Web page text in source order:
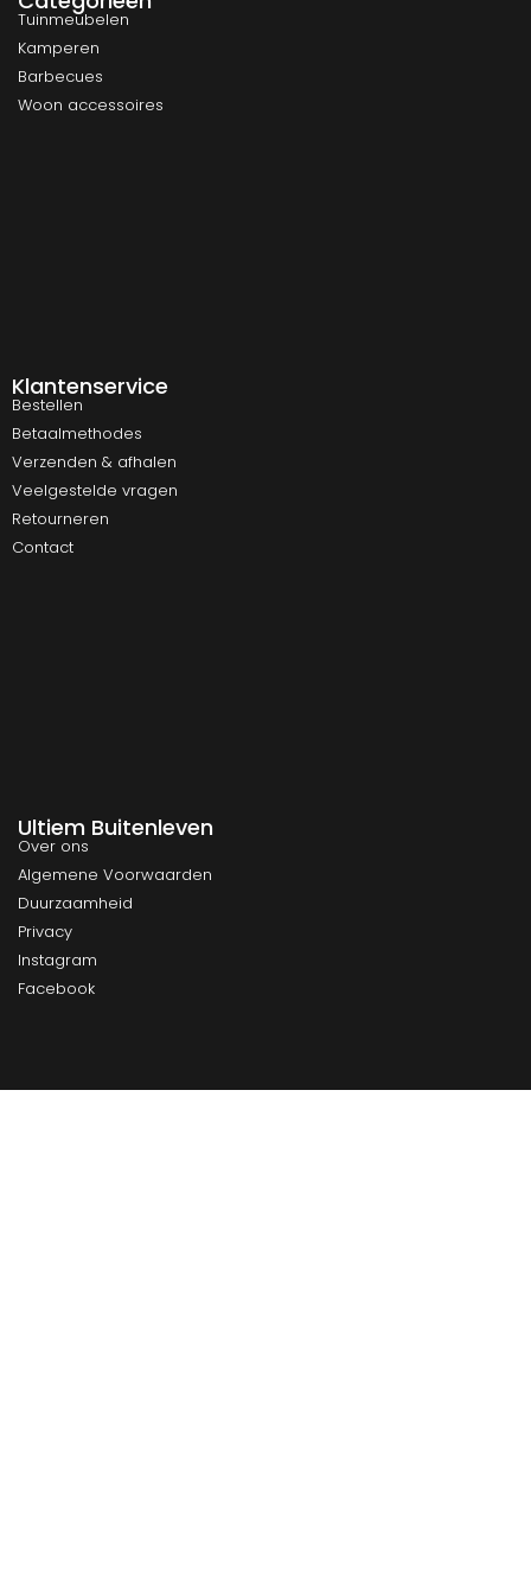
Tuinmeubelen
Kamperen
Barbecues
Woon accessoires
Klantenservice
Bestellen
Betaalmethodes
Verzenden & afhalen
Veelgestelde vragen
Retourneren
Contact
Ultiem Buitenleven
Over ons
Algemene Voorwaarden
Duurzaamheid
Privacy
Instagram
Facebook